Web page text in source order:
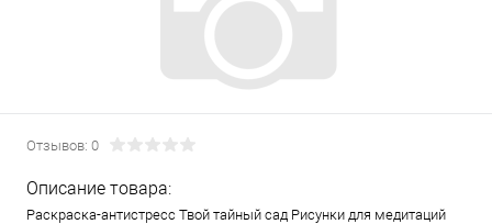
Отзывов: 0
Описание товара:
Раскраска-антистресс Твой тайный сад Рисунки для медитаций